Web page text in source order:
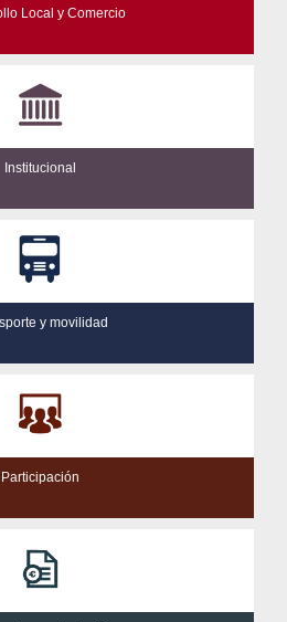
Local y Comercio
Institucional
y movilidad
Participación